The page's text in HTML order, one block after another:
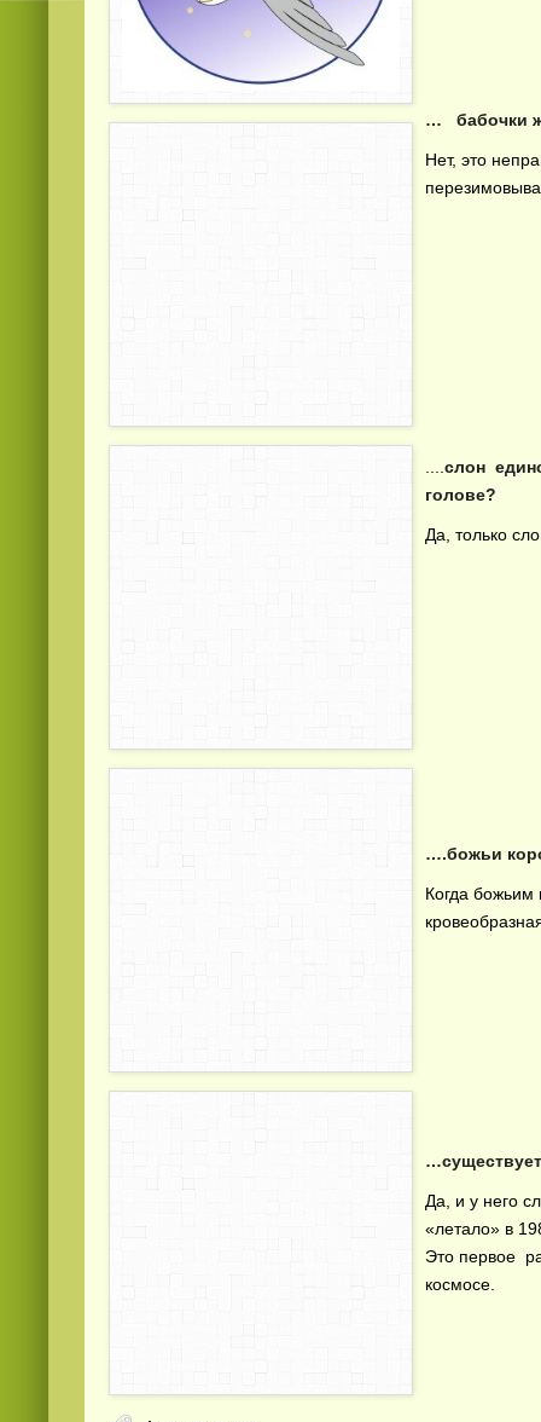
… бабочки
Нет, это
слон
голове?
Да, только
….божьи
Когда божьим
Да, и у него
«летало» в
Это первое
космосе.